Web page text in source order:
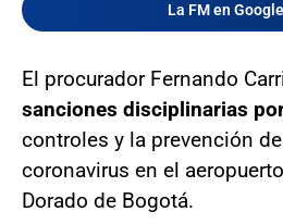
La FM en
El procurador Fernando
sanciones disciplinarias
controles y la prevención
coronavirus en el
Dorado de Bogotá.